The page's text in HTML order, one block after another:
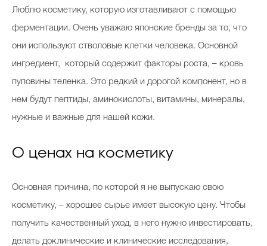
Люблю косметику, которую изготавливают с помощью
ферментации. Очень уважаю японские бренды за то, что
они используют стволовые клетки человека. Основной
ингредиент, который содержит факторы роста, – кровь
пуповины теленка. Это редкий и дорогой компонент, но в
нем будут пептиды, аминокислоты, витамины, минералы,
нужные и важные для нашей кожи.
О ценах на косметику
Основная причина, по которой я не выпускаю свою
косметику, – хорошее сырье имеет высокую цену. Чтобы
получить качественный уход, в него нужно инвестировать,
делать доклинические и клинические исследования,